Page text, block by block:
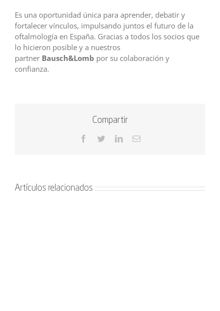
Es una oportunidad única para aprender, debatir y
fortalecer vínculos, impulsando juntos el futuro de la
oftalmología en España. Gracias a todos los socios que
lo hicieron posible y a nuestros
partner Bausch&Lomb por su colaboración y
confianza.
Compartir
Facebook
TwitterLinkedInCorreo
Artículos relacionados